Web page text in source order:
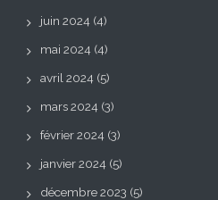
juin 2024 (4)
mai 2024 (4)
avril 2024 (5)
mars 2024 (3)
février 2024 (3)
janvier 2024 (5)
décembre 2023 (5)